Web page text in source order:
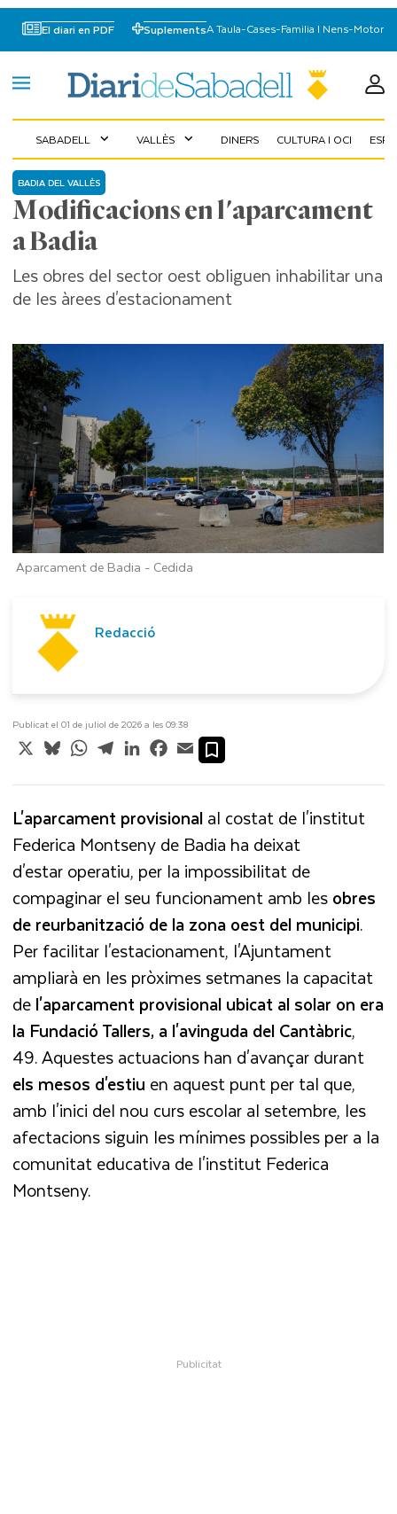
El diari en PDF SuplementsA Taula-Cases-Familia I Nens-Motor
SABADELL expand_more VALLÈS expand_more DINERS CULTURA I OCI
Modificacions en l'aparcament
a Badia
BADIA DEL VALLÈS
Les obres del sector oest obliguen inhabilitar una
de les àrees d'estacionament
Aparcament de Badia - Cedida
Redacció
Publicat el 01 de juliol de 2026 a les 09:38
X BlueskyWhatsApp
TelegramLinkedInFacebook
Email
L'aparcamentprovisionalal costat de l'institut
Federica Montseny de Badia ha deixat
d'estar operatiu, per la impossibilitat de
compaginar el seu funcionament amb lesobres
de reurbanització de la zona oest del municipi.
Per facilitar l'estacionament, l'Ajuntament
ampliarà en les pròximes setmanes la capacitat
del'aparcament provisional ubicat al solar on era
la Fundació Tallers, a l'avinguda delCantàbric,
49. Aquestes actuacions han d'avançar durant
els mesos d'estiu en aquest punt per tal que,
amb l'inici del nou curs escolar al setembre, les
afectacions siguin les mínimes possibles per a la
comunitat educativa de l'institut Federica
Montseny.